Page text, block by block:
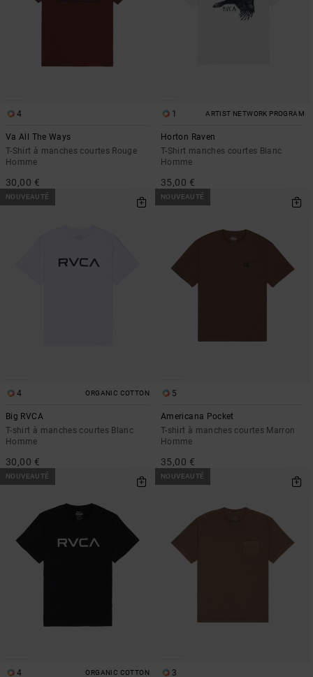
4
Va All The Ways
T-Shirt à manches courtes Rouge
Homme
30,00 €
1 ARTIST NETWORK PROGRAM
Horton Raven
T-Shirt manches courtes Blanc
Homme
35,00 €
NOUVEAUTÉ
4 ORGANIC COTTON
Big RVCA
T-shirt à manches courtes Blanc
Homme
30,00 €
NOUVEAUTÉ
5
Americana Pocket
T-shirt à manches courtes Marron
Homme
35,00 €
NOUVEAUTÉ
4 ORGANIC COTTON
NOUVEAUTÉ
3